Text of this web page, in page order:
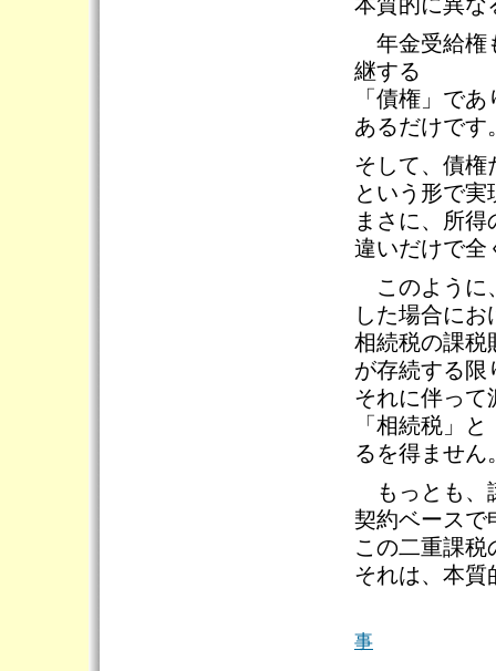
年金受給権
継する
「債権」で
あるだけです
そして、債権
という形で
まさに、所
違いだけで全
このように
した場合にお
相続税の課税
が存続する限
それに伴って
「相続税」
るを得ません
もっとも、
契約ベースで
この二重課税
それは、本質
事